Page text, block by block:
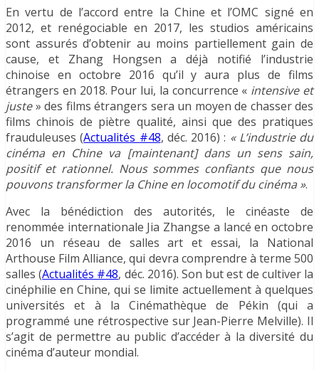
En vertu de l’accord entre la Chine et l’OMC signé en
2012, et renégociable en 2017, les studios américains
sont assurés d’obtenir au moins partiellement gain de
cause, et Zhang Hongsen a déjà notifié l’industrie
chinoise en octobre 2016 qu’il y aura plus de films
étrangers en 2018. Pour lui, la concurrence « intensive et
juste» des films étrangers sera un moyen de chasser des
films chinois de piètre qualité, ainsi que des pratiques
frauduleuses (Actualités #48, déc. 2016) : « L’industrie du
cinéma en Chine va [maintenant] dans un sens sain,
positif et rationnel. Nous sommes confiants que nous
pouvons transformer la Chine en locomotif du cinéma ».
Avec la bénédiction des autorités, le cinéaste de
renommée internationale Jia Zhangse a lancé en octobre
2016 un réseau de salles art et essai, la National
Arthouse Film Alliance, qui devra comprendre à terme 500
salles (Actualités #48, déc. 2016). Son but est de cultiver la
cinéphilie en Chine, qui se limite actuellement à quelques
universités et à la Cinémathèque de Pékin (qui a
programmé une rétrospective sur Jean-Pierre Melville). Il
s’agit de permettre au public d’accéder à la diversité du
cinéma d’auteur mondial.